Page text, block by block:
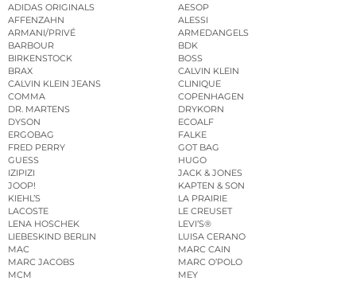
ADIDAS ORIGINALS
AESOP
AFFENZAHN
ALESSI
ARMANI/PRIVÉ
ARMEDANGELS
BARBOUR
BDK
BIRKENSTOCK
BOSS
BRAX
CALVIN KLEIN
CALVIN KLEIN JEANS
CLINIQUE
COMMA
COPENHAGEN
DR. MARTENS
DRYKORN
DYSON
ECOALF
ERGOBAG
FALKE
FRED PERRY
GOT BAG
GUESS
HUGO
IZIPIZI
JACK & JONES
JOOP!
KAPTEN & SON
KIEHL’S
LA PRAIRIE
LACOSTE
LE CREUSET
LENA HOSCHEK
LEVI’S®
LIEBESKIND BERLIN
LUISA CERANO
MAC
MARC CAIN
MARC JACOBS
MARC O’POLO
MCM
MEY